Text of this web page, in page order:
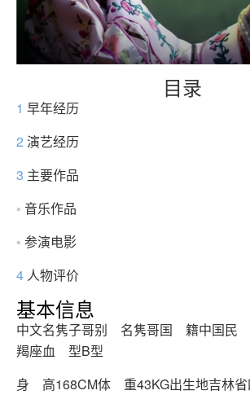
目录
1 早年经历
2 演艺经历
3 主要作品
▪ 音乐作品
▪ 参演电影
4 人物评价
基本信息
中文名隽子哥别 名隽哥国 籍中国
羯座血 型B型
身 高168CM体 重43KG出生地吉林省